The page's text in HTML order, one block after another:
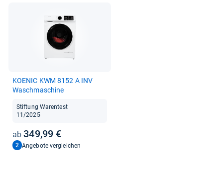
KOE­NIC KWM 8152 A INV
Wasch­ma­schine
Stiftung Warentest
11/2025
349,99 €
2 Angebote vergleichen